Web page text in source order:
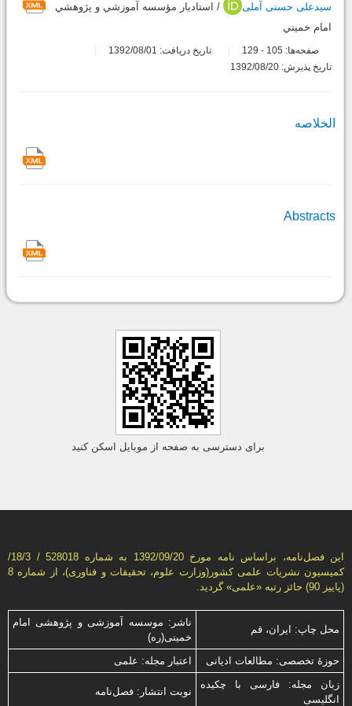
سیدعلی حسنی آملی
/ استاديار مؤسسه آموزشي و پژوهشي
امام خميني
صفحه‌ها: 105
-
تاریخ دریافت: 1392/08/01
تاریخ پذیرش: 1392/08/20
الخلاصه
Abstracts
برای دسترسی به صفحه از موبایل اسکن کنید
این فصل‌نامه، براساس نامه مورخ 1392/09/20 به شماره 528018 / 18/3/
كمیسیون نشریات علمی كشور(وزارت علوم، تحقیقات و فناوری)، از شماره 8
(پاییز 90) حائز رتبه «علمی» گردید.
محل چاپ: ایران، قم
ناشر: موسسه آموزشی و پژوهشی امام
خمینی(ره)
حوزۀ تخصصی: مطالعات ادیانی
اعتبار مجله: علمی
زبان مجله: فارسی با چكیده
انگلیسی
نوبت انتشار: فصل‌نامه